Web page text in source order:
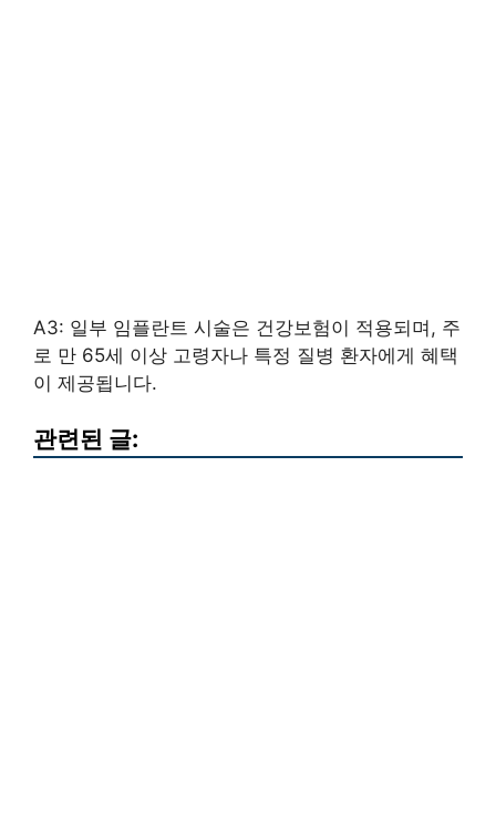
A3: 일부 임플란트 시술은 건강보험이 적용되며, 주
로 만 65세 이상 고령자나 특정 질병 환자에게 혜택
이 제공됩니다.
관련된 글: